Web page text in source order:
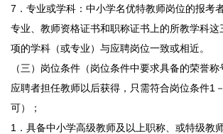
7．专业或学科：中小学名优特教师岗位的报考
专业、教师资格证书和职称证书上的所教学科这
项的学科（或专业）与应聘岗位一致或相近。
（三）岗位条件（岗位条件中要求具备的荣誉
应聘者担任教师以后获得，只需符合岗位条件1
可）；
1．具备中小学高级教师及以上职称、或特级教